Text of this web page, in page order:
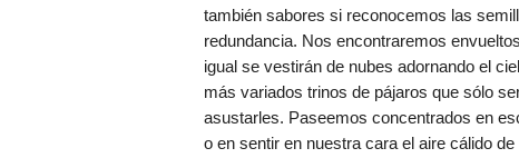
también sabores si reconocemos las
redundancia. Nos encontraremos
igual se vestirán de nubes adornando el
más variados trinos de pájaros que sólo
asustarles. Paseemos concentrados en
o en sentir en nuestra cara el aire cálido